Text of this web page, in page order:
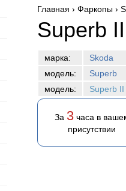
Вы здесь
Главная › Фаркопы ›
Superb
марка:
Skoda
модель:
Superb
модель:
Superb
За 3часа в
присутствии